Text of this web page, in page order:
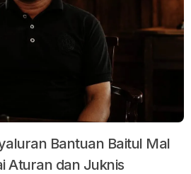
Bantuan Baitul Mal
Aturan dan Juknis